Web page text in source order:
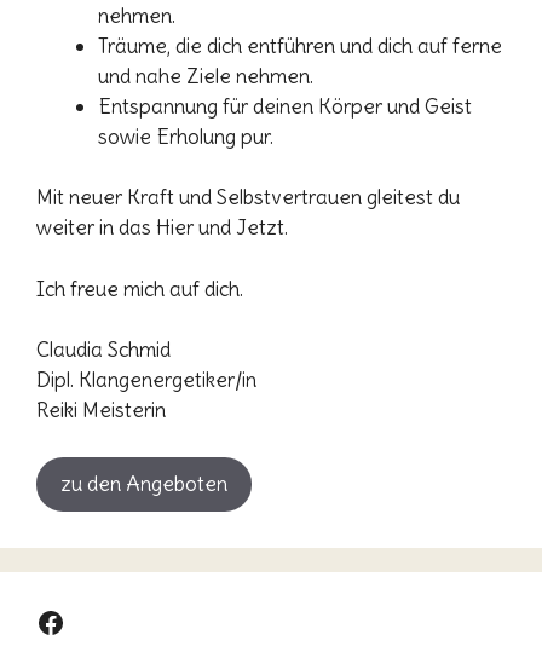
nehmen.
Träume, die dich entführen und dich auf ferne
und nahe Ziele nehmen.
Entspannung für deinen Körper und Geist
sowie Erholung pur.
Mit neuer Kraft und Selbstvertrauen gleitest du
weiter in das Hier und Jetzt.
Ich freue mich auf dich.
Claudia Schmid
Dipl. Klangenergetiker/in
Reiki Meisterin
zu den Angeboten
Facebook